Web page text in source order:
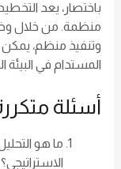
باختصار، يعد
منظمة. من خلال
وتنفيذ منظم، يمكن
المستدام في البيئة
أسئلة
ما هو
الاستراتيجي؟